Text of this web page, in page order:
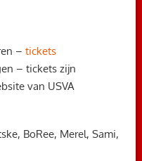
–tickets
– tickets zijn
van USVA
BoRee, Merel, Sami,